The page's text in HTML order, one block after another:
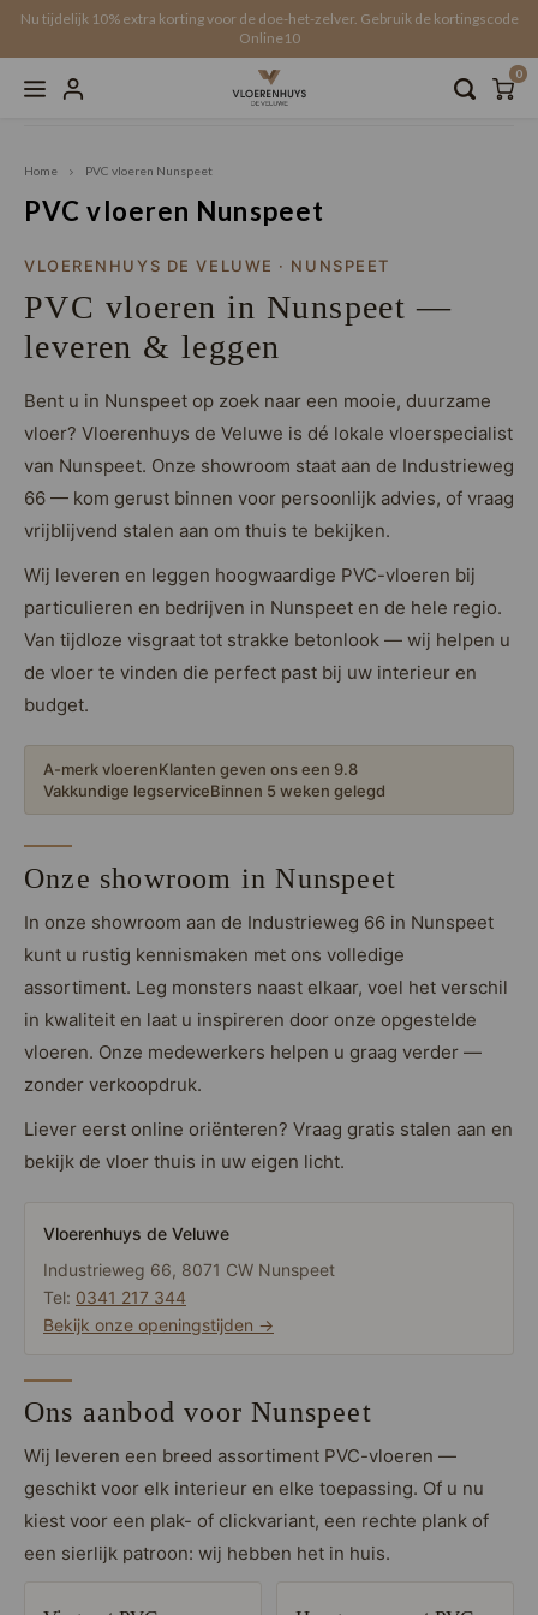
Hoofdmenu / vloeren
Actuele aanbiedingen!
Plak PVC
Click PVC
Click
Laminaat
EVC (Duurzame PVC-keuze)
Hoofdmenu / vloerkleden
VTwonen
Rechthoekig
Organisch / ovaal
Op maat
Hoofdmenu / accessoires
Ondervloer
schoonmaak & onderhoud
Wandpanelen
Hoofdmenu / traprenovatie
Offerte traprenovatie
Overzettreden
Traptreden set
Stootborden
Hoofdmenu / service & diensten
Offerte vloerverwarming
Gratis stalen aanvragen
Nu tijdelijk 10% extra korting voor de doe-het-zelver. Gebruik de kortingscode
Online10
0
Vakkundige legservice Binnen 5
Home PVC vloeren Nunspeet
PVC vloeren Nunspeet
VLOERENHUYS DE VELUWE · NUNSPEET
PVC vloeren in Nunspeet —
leveren & leggen
Bent u in Nunspeet op zoek naar een mooie, duurzame
vloer? Vloerenhuys de Veluwe is dé lokale vloerspecialist
van Nunspeet. Onze showroom staat aan de Industrieweg
66 — kom gerust binnen voor persoonlijk advies, of vraag
vrijblijvend stalen aan om thuis te bekijken.
Wij leveren en leggen hoogwaardige PVC-vloeren bij
particulieren en bedrijven in Nunspeet en de hele regio.
Van tijdloze visgraat tot strakke betonlook — wij helpen u
de vloer te vinden die perfect past bij uw interieur en
budget.
A-merk vloerenKlanten geven ons een 9.8
Vakkundige legserviceBinnen 5 weken gelegd
Onze showroom in Nunspeet
In onze showroom aan de Industrieweg 66 in Nunspeet
kunt u rustig kennismaken met ons volledige
assortiment. Leg monsters naast elkaar, voel het verschil
in kwaliteit en laat u inspireren door onze opgestelde
vloeren. Onze medewerkers helpen u graag verder —
zonder verkoopdruk.
Liever eerst online oriënteren? Vraag gratis stalen aan en
bekijk de vloer thuis in uw eigen licht.
Vloerenhuys de Veluwe
Industrieweg 66, 8071 CW Nunspeet
Tel: 0341 217 344
Bekijk onze openingstijden →
Ons aanbod voor Nunspeet
Wij leveren een breed assortiment PVC-vloeren —
geschikt voor elk interieur en elke toepassing. Of u nu
kiest voor een plak- of clickvariant, een rechte plank of
een sierlijk patroon: wij hebben het in huis.